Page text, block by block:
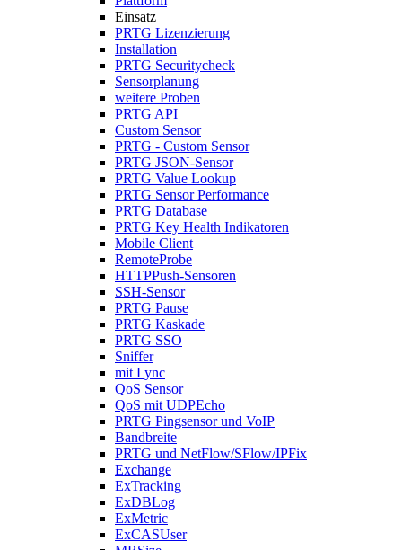
Einsatz
PRTG Lizenzierung
Installation
PRTG Securitycheck
Sensorplanung
weitere Proben
PRTG API
Custom Sensor
PRTG - Custom Sensor
PRTG JSON-Sensor
PRTG Value Lookup
PRTG Sensor Performance
PRTG Database
PRTG Key Health Indikatoren
Mobile Client
RemoteProbe
HTTPPush-Sensoren
SSH-Sensor
PRTG Pause
PRTG Kaskade
PRTG SSO
Sniffer
mit Lync
QoS Sensor
QoS mit UDPEcho
PRTG Pingsensor und VoIP
Bandbreite
PRTG und NetFlow/SFlow/IPFix
Exchange
ExTracking
ExDBLog
ExMetric
ExCASUser